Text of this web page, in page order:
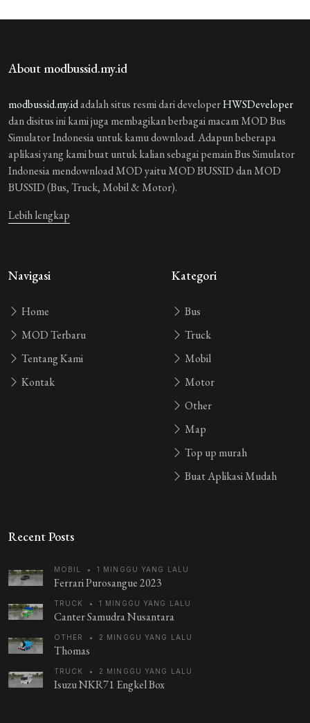
About modbussid.my.id
modbussid.my.idadalah situs resmi dari developerHWSDeveloper
dan disitus ini kami juga membagikan berbagai macam MOD Bus
Simulator Indonesia untuk kamu download. Adapun beberapa
aplikasi yang kami buat untuk kalian sebagai pemain Bus Simulator
Indonesia mendownload MOD yaitu MOD BUSSID dan MOD
BUSSID (Bus, Truck, Mobil & Motor).
Lebih lengkap
Navigasi
Home
MOD Terbaru
Tentang Kami
Kontak
Kategori
Bus
Truck
Mobil
Motor
Other
Map
Top up murah
Buat Aplikasi Mudah
Recent Posts
MOBIL • 1 MINGGU YANG LALU
Ferrari Purosangue 2023
TRUCK • 1 MINGGU YANG LALU
Canter Samudra Nusantara
OTHER • 2 MINGGU YANG LALU
Thomas
TRUCK • 2 MINGGU YANG LALU
Isuzu NKR71 Engkel Box